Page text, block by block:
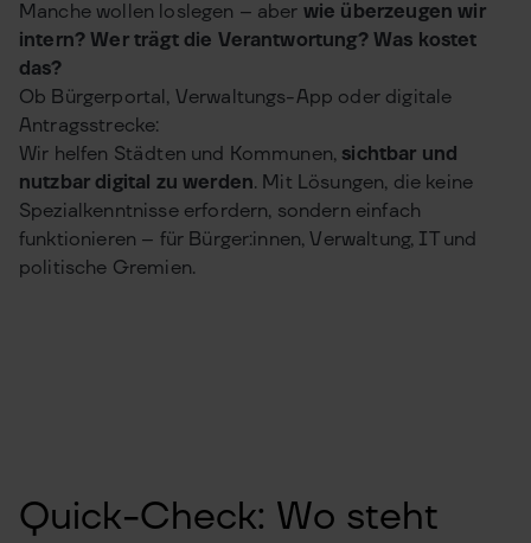
Manche wollen loslegen – aber wie überzeugen wir
intern? Wer trägt die Verantwortung? Was kostet
das?
Ob Bürgerportal, Verwaltungs-App oder digitale
Antragsstrecke:
Wir helfen Städten und Kommunen, sichtbar und
nutzbar digital zu werden. Mit Lösungen, die keine
Spezialkenntnisse erfordern, sondern einfach
funktionieren – für Bürger:innen, Verwaltung, IT und
politische Gremien.
Quick-Check: Wo steht